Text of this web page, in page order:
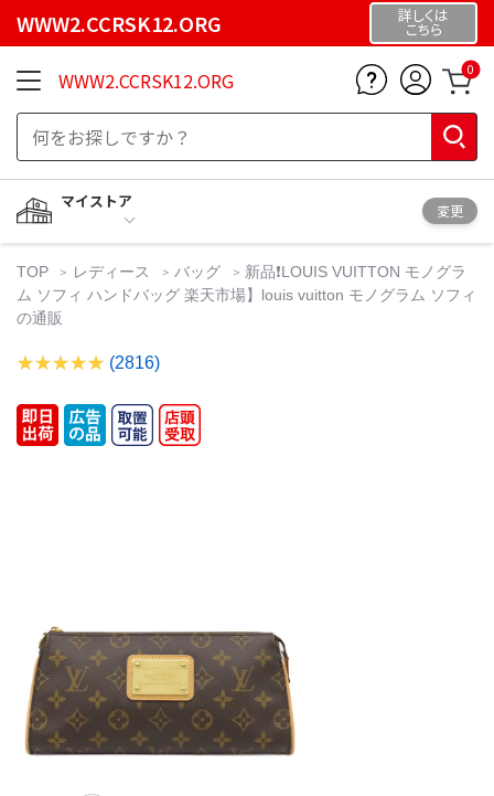
WWW2.CCRSK12.ORG 詳しくは
こちら
WWW2.CCRSK12.ORG 0
マイストア
変更
TOP レディース バッグ
新品❗️LOUIS VUITTON モノグラ
ム ソフィ ハンドバッグ 楽天市場】louis vuitton モノグラム ソフィ
の通販
(2816)